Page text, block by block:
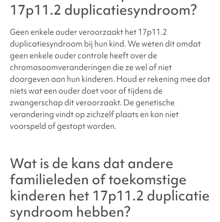
17p11.2 duplicatiesyndroom?
Geen enkele ouder veroorzaakt het17p11.2
duplicatiesyndroom bij hun kind. We weten dit omdat
geen enkele ouder controle heeft over de
chromosoomveranderingen die ze wel of niet
doorgeven aan hun kinderen. Houd er rekening mee dat
niets wat een ouder doet voor of tijdens de
zwangerschap dit veroorzaakt. De genetische
verandering vindt op zichzelf plaats en kan niet
voorspeld of gestopt worden.
Wat is de kans dat andere
familieleden of toekomstige
kinderen het 17p11.2 duplicatie
syndroom hebben?